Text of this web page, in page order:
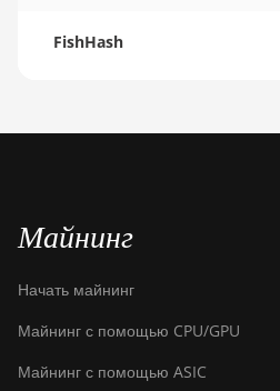
FishHash
Майнинг
Начать майнинг
Майнинг с помощью CPU/GPU
Майнинг с помощью ASIC